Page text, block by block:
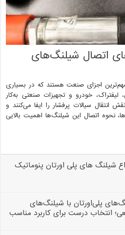
اتصال شیلنگ‌های
اجزای صنعت هستند که در بسیاری
لیفتراک، خودرو و تجهیزات صنعتی به‌کار
انتقال سیالات پرفشار را ایفا می‌کنند و
نحوه اتصال این شیلنگ‌ها اهمیت بالایی
شیلنگ های پلی اورتان پنوماتیک
پلی‌اورتان با شیلنگ‌های
انتخاب درست برای کاربرد مناسب